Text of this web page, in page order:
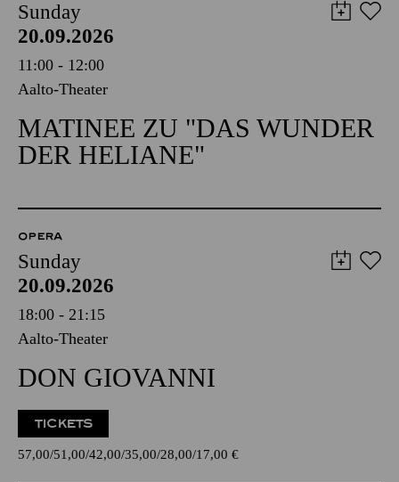
Sunday
20.09.2026
11:00 - 12:00
Aalto-Theater
MATINEE ZU "DAS WUNDER
DER HELIANE"
OPERA
Sunday
20.09.2026
18:00 - 21:15
Aalto-Theater
DON GIOVANNI
TICKETS
57,00 51,00 42,00 35,00 28,00 17,00 €